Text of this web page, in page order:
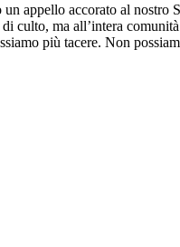
appello accorato al nostro
culto, ma all’intera
più tacere. Non